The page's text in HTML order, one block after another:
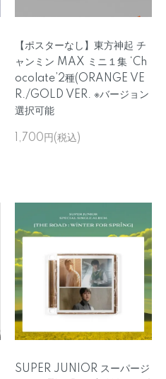
【ポスターなし】東方神起 チ
ャンミン MAX ミニ１集 ‘Ch
ocolate’2種(ORANGE VE
R./GOLD VER. ※バージョン
選択可能
1,700円(税込)
SUPER JUNIOR スーパージ